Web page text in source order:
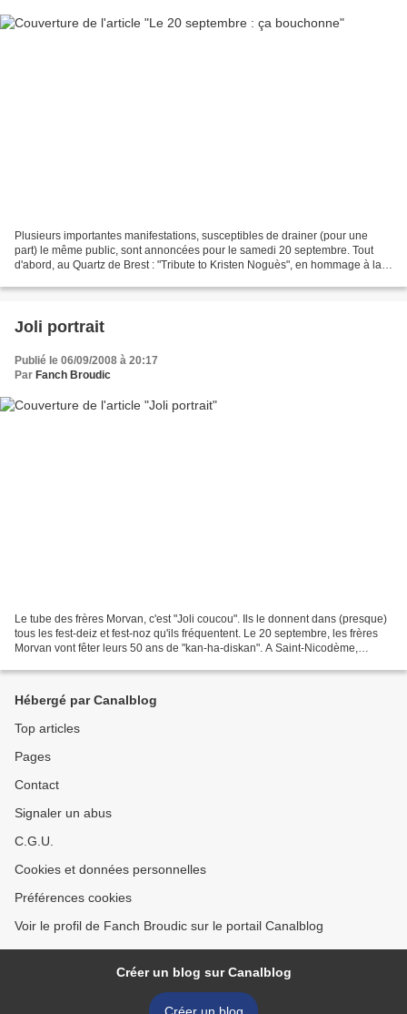
Plusieurs importantes manifestations, susceptibles de drainer (pour une
part) le même public, sont annoncées pour le samedi 20 septembre. Tout
d'abord, au Quartz de Brest : "Tribute to Kristen Noguès", en hommage à la
Joli portrait
Publié le 06/09/2008 à 20:17
Par Fanch Broudic
Le tube des frères Morvan, c'est "Joli coucou". Ils le donnent dans (presque)
tous les fest-deiz et fest-noz qu'ils fréquentent. Le 20 septembre, les frères
Morvan vont fêter leurs 50 ans de "kan-ha-diskan". A Saint-Nicodème,
Hébergé par Canalblog
Top articles
Pages
Contact
Signaler un abus
C.G.U.
Cookies et données personnelles
Préférences cookies
Voir le profil de Fanch Broudic sur le portail Canalblog
Créer un blog sur Canalblog